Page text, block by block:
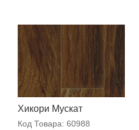
Хикори Мускат
Код Товара: 60988